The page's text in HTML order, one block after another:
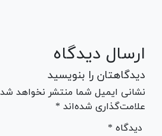
ارسال دیدگاه
دیدگاهتان را بنویسید
نشانی ایمیل شما منتشر نخواهد
علامت‌گذاری شده‌اند *
* دیدگاه